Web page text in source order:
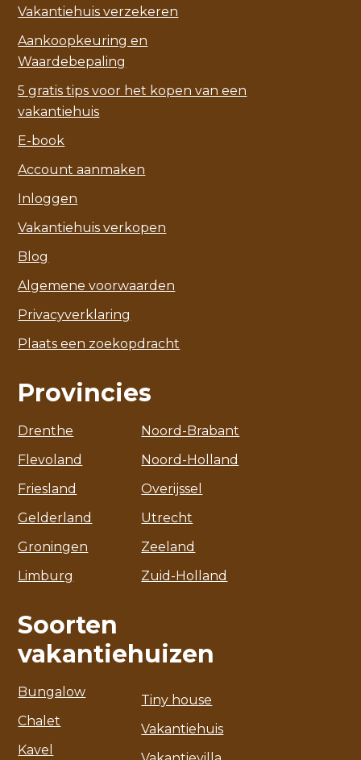
Vakantiehuis verzekeren
Aankoopkeuring en
Waardebepaling
5 gratis tips voor het kopen van een
vakantiehuis
E-book
Account aanmaken
Inloggen
Vakantiehuis verkopen
Blog
Algemene voorwaarden
Privacyverklaring
Plaats een zoekopdracht
Provincies
Drenthe
Flevoland
Friesland
Gelderland
Groningen
Limburg
Noord-Brabant
Noord-Holland
Overijssel
Utrecht
Zeeland
Zuid-Holland
Soorten
vakantiehuizen
Bungalow
Chalet
Kavel
Tiny house
Vakantiehuis